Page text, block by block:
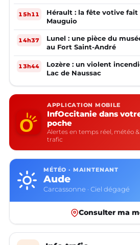
15h11
Hérault : la fête votive
Mauguio
14h37
Lunel : une pièce du
au Fort Saint-André
13h44
Lozère : un violent
Lac de Naussac
APPLICATION MOBILE
InfOccitanie dans
poche
Alertes en temps réel, météo &
trafic
MÉTÉO · MAINTENANT
Aude
Carcassonne · Ciel dégagé
Consulter ma